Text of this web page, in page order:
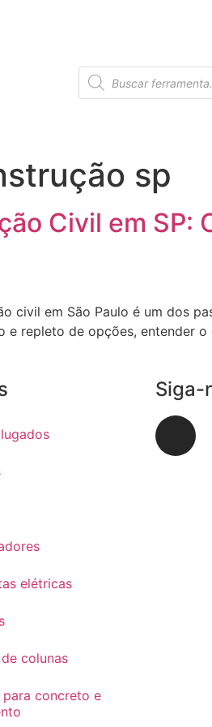
sp
Civil em SP:
civil em São Paulo é um dos
repleto de opções, entender
elétricas
colunas
para concreto e
Siga-